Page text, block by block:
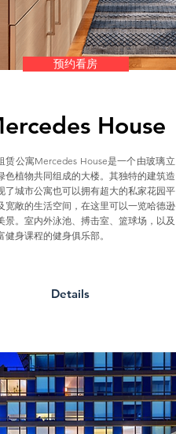
House
预约看房
赁公寓Mercedes House是一个由玻璃立
色植物共同组成的大楼。其独特的建筑造
了城市公寓也可以拥有超大的私家花园平
宽敞的生活空间，在这里可以一览哈德逊
景。室内外泳池、搏击室、篮球场，以及
健身课程的健身俱乐部。
Details